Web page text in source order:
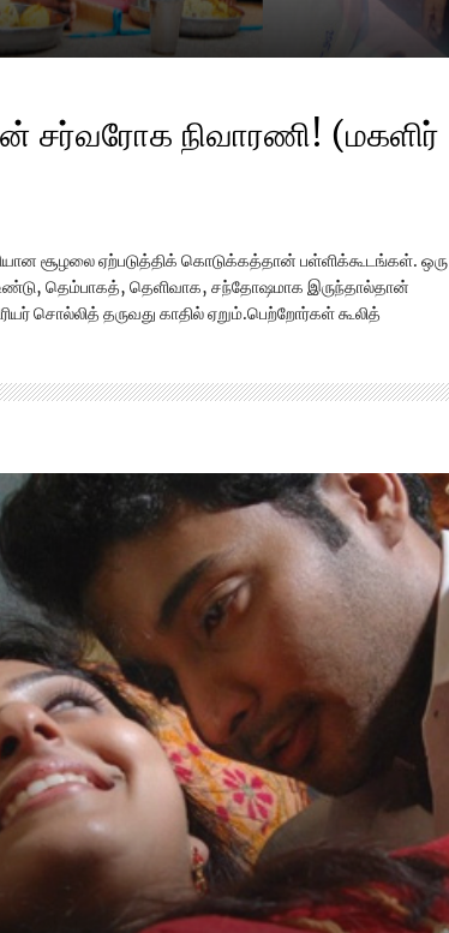
சர்வரோக நிவாரணி! (மகளிர்
சூழலை ஏற்படுத்திக் கொடுக்கத்தான் பள்ளிக்கூடங்கள். ஒரு
தெம்பாகத், தெளிவாக, சந்தோஷமாக இருந்தால்தான்
சொல்லித் தருவது காதில் ஏறும்.பெற்றோர்கள் கூலித்